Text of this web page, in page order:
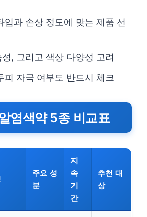
입과 손상 정도에 맞는 제품 선
, 그리고 색상 다양성 고려
피 자극 여부도 반드시 체크
염색약 5종 비교표
주요 성
분
지
속
기
간
추천 대
상